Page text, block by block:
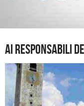
Ai responsabili